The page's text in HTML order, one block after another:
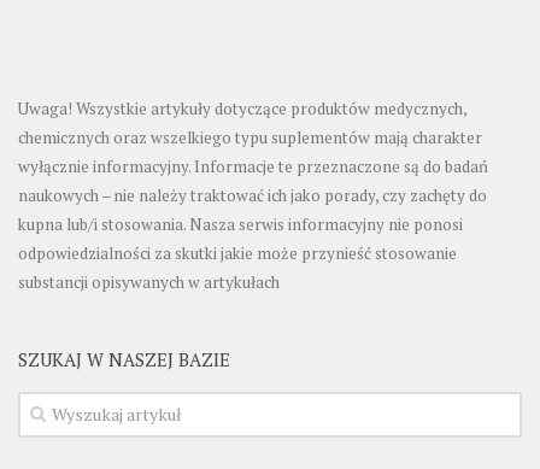
Uwaga! Wszystkie artykuły dotyczące produktów medycznych,
chemicznych oraz wszelkiego typu suplementów mają charakter
wyłącznie informacyjny. Informacje te przeznaczone są do badań
naukowych – nie należy traktować ich jako porady, czy zachęty do
kupna lub/i stosowania. Nasza serwis informacyjny nie ponosi
odpowiedzialności za skutki jakie może przynieść stosowanie
substancji opisywanych w artykułach
SZUKAJ W NASZEJ BAZIE